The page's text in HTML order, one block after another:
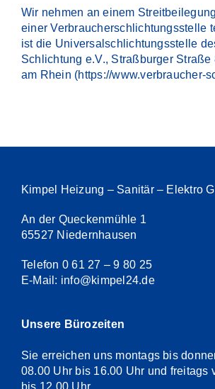
Wir nehmen an einem
einer Verbraucherschlichtungsstelle
ist die Universalschlichtungsstelle
Schlichtung e.V., Straßburger Straße
am Rhein (https://www.verbraucher-
Kimpel Heizung – Sanitär – Elektro
An der Queckenmühle 1
65527 Niedernhausen
Telefon 0 61 27 – 9 80 25
E-Mail: info@kimpel24.de
Unsere Bürozeiten
Sie erreichen uns montags bis
08.00 Uhr bis 16.00 Uhr und freitags
bis 12.00 Uhr.